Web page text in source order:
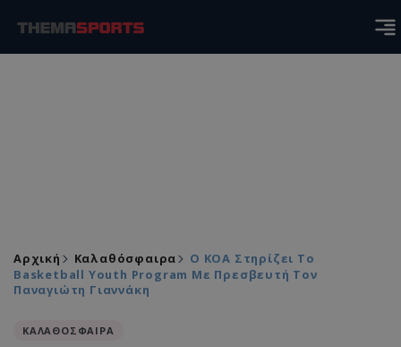
Αρχική Καλαθόσφαιρα
Ο ΚΟΑ Στηρίζει Το
Basketball Youth Program Με Πρεσβευτή Τον
Παναγιώτη Γιαννάκη
ΚΑΛΑΘΟΣΦΑΙΡΑ